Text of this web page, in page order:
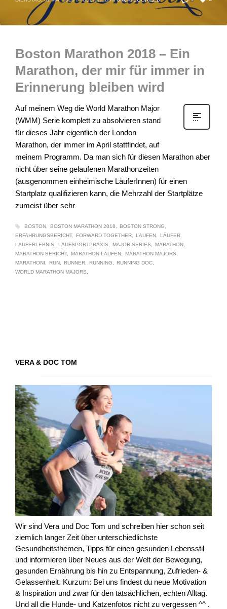
Boston Marathon 2018 – Ein
Marathon, der mir für immer in
Erinnerung bleiben wird
Auf meinem Weg die World Marathon Major
(WMM) Serie komplett zu absolvieren stand
für dieses Jahr eigentlich der London
Marathon, der immer im April stattfindet, auf
meinem Programm. Da man sich für diesen Marathon aber
nicht über seine gelaufenen Marathonzeiten
(ausgenommen einheimische LäuferInnen) für einen
Startplatz qualifizieren kann, die Mehrzahl der Startplätze
zumeist über sehr
BOSTON BOSTON MARATHON 2018
BOSTON STRONG
ERFAHRUNGSBERICHT
FORWARD TOGETHER LAUFEN
LÄUFER
LAUFERLEBNIS
LAUFSPORTPRAXIS MAJOR SERIES
MARATHON
MARATHON BERICHT
MARATHON LAUFEN
MARATHON MAJORS
MARATHONI
RUN RUNNER RUNNING
RUNNING DOC
WORLD MARATHON MAJORS
VERA & DOC TOM
Wir sind Vera und Doc Tom und schreiben hier schon seit
ziemlich langer Zeit über unterschiedlichste
Gesundheitsthemen, Tipps für einen gesunden Lebensstil
und informieren über Neues aus der Welt der Bewegung,
gesunden Ernährung bis hin zu Entspannung, Zufrieden- &
Gelassenheit. Kurzum: Bei uns findest du neue Motivation
& Inspiration und zwar für den tatsächlichen, echten Alltag.
Und all die Hunde- und Katzenfotos nicht zu vergessen ^^ .